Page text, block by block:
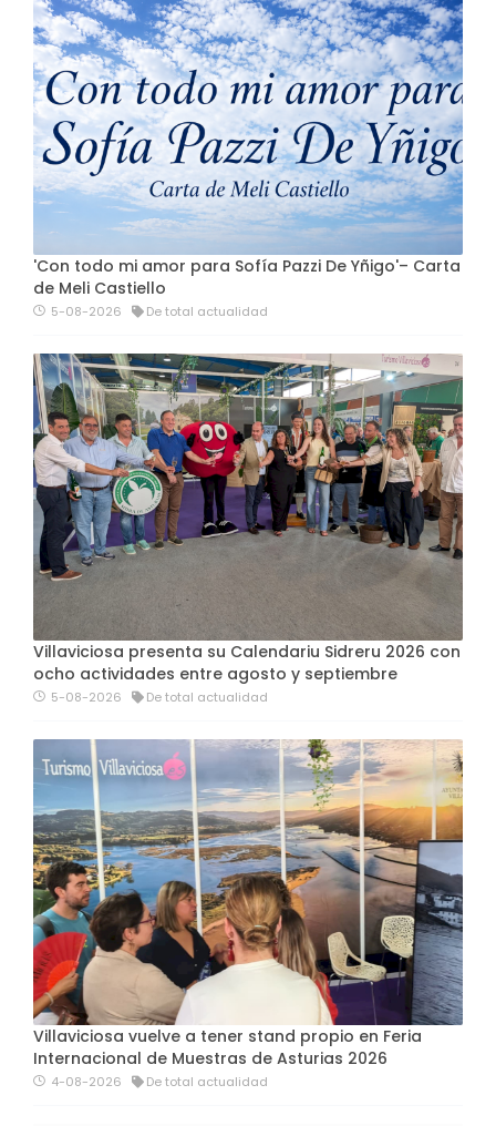
'Con todo mi amor para Sofía Pazzi De Yñigo'– Carta
de Meli Castiello
5-08-2026 De total actualidad
Villaviciosa presenta su Calendariu Sidreru 2026 con
ocho actividades entre agosto y septiembre
5-08-2026 De total actualidad
Villaviciosa vuelve a tener stand propio en Feria
Internacional de Muestras de Asturias 2026
4-08-2026 De total actualidad